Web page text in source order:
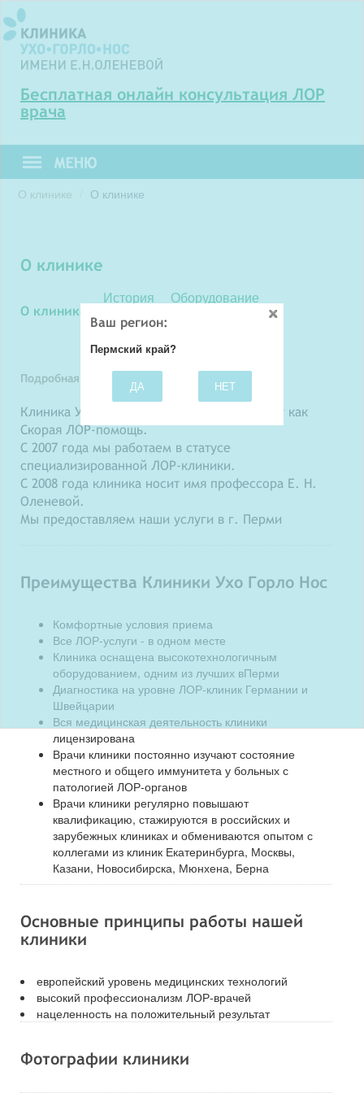
Бесплатная онлайн консультация ЛОР
врача
О клинике О клинике
О клинике
О клинике
История Оборудование
Подробная информация о клинике
Клиника Ухо Горло Нос создана в 2000 году как
Скорая ЛОР-помощь.
С 2007 года мы работаем в статусе
специализированной ЛОР-клиники.
С 2008 года клиника носит имя профессора Е. Н.
Оленевой.
Мы предоставляем наши услуги в г. Перми
Преимущества Клиники Ухо Горло Нос
Комфортные условия приема
Все ЛОР-услуги - в одном месте
Клиника оснащена высокотехнологичным
оборудованием, одним из лучших вПерми
Диагностика на уровне ЛОР-клиник Германии и
Швейцарии
Вся медицинская деятельность клиники
лицензирована
Врачи клиники постоянно изучают состояние
местного и общего иммунитета у больных с
патологией ЛОР-органов
Врачи клиники регулярно повышают
квалификацию, стажируются в российских и
зарубежных клиниках и обмениваются опытом с
коллегами из клиник Екатеринбурга, Москвы,
Казани, Новосибирска, Мюнхена, Берна
Основные принципы работы нашей
клиники
европейский уровень медицинских технологий
высокий профессионализм ЛОР-врачей
нацеленность на положительный результат
Фотографии клиники
Ваш регион:
Пермский край?
ДА НЕТ